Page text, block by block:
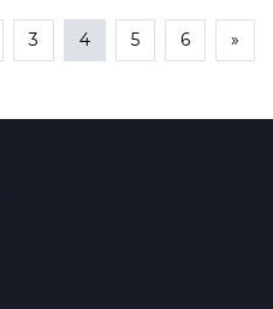
3 4 5 6 »